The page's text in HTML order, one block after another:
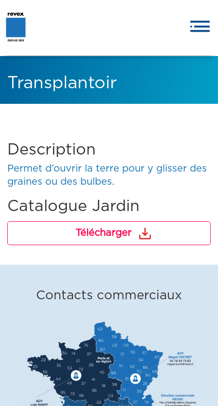
Transplantoir
Description
Permet d’ouvrir la terre pour y glisser des
graines ou des bulbes.
Catalogue Jardin
Télécharger
Contacts commerciaux